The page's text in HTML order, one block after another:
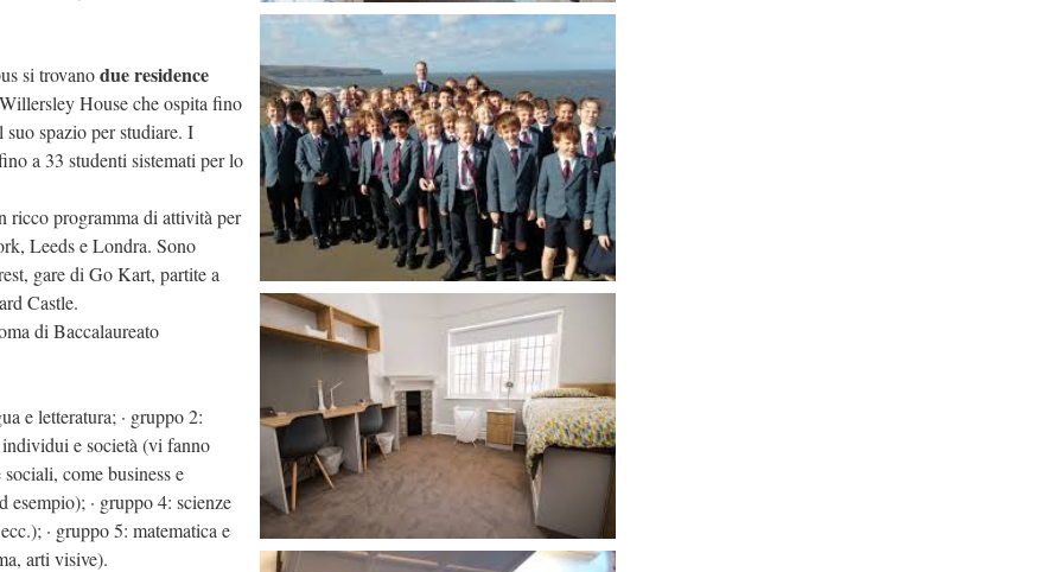
si trovanodue residence
House che ospita fino
spazio per studiare. I
a 33 studenti sistemati per lo
ricco programma di attività per
Leeds e Londra. Sono
gare di Go Kart, partite a
Castle.
di Baccalaureato
e letteratura; · gruppo 2:
e società (vi fanno
come business e
· gruppo 4: scienze
· gruppo 5: matematica e
arti visive).